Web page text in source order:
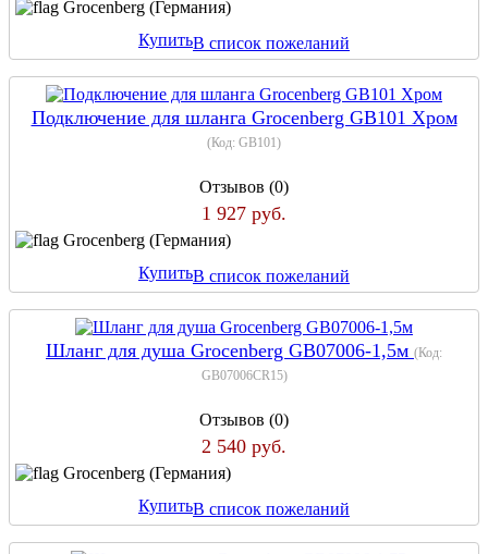
Grocenberg (Германия)
КупитьВ список пожеланий
Подключение для шланга Grocenberg GB101 Хром
(Код: GB101)
Отзывов (0)
1 927 руб.
Grocenberg (Германия)
КупитьВ список пожеланий
Шланг для душа Grocenberg GB07006-1,5м (Код:
GB07006CR15)
Отзывов (0)
2 540 руб.
Grocenberg (Германия)
КупитьВ список пожеланий